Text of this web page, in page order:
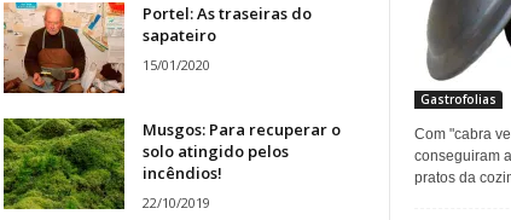
Portel: As traseiras do
sapateiro
15/01/2020
Musgos: Para recuperar o
solo atingido pelos
incêndios!
22/10/2019
Gastrofolias
Com "cabra
conseguiram
pratos da